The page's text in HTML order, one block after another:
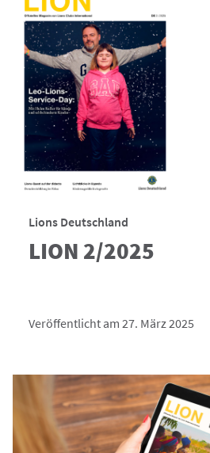
Lions Deutschland
LION 2/2025
Veröffentlicht am 27. März 2025